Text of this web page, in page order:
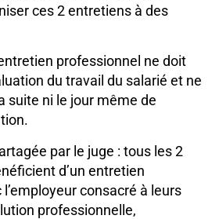
ces 2 entretiens à des
professionnel ne doit
du travail du salarié et ne
suite ni le jour même de
par le juge : tous les 2
d’un entretien
consacré à leurs
professionnelle,